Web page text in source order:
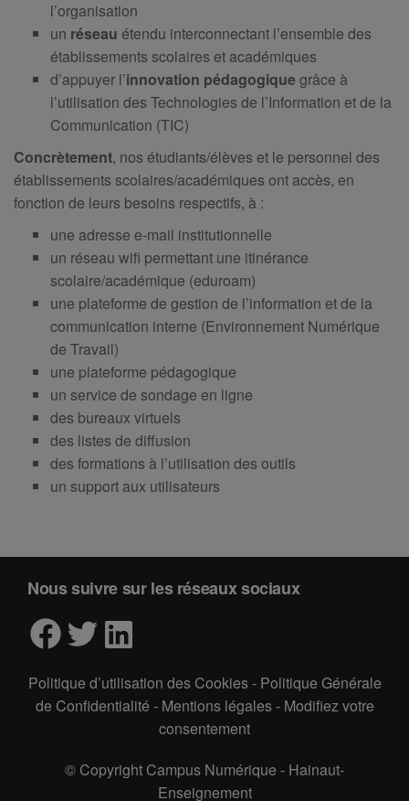
l’organisation
un réseau étendu interconnectant l’ensemble des
établissements scolaires et académiques
d’appuyer l’innovation pédagogiquegrâce à
l’utilisation des Technologies de l’Information et de la
Communication (TIC)
Concrètement, nos étudiants/élèves et le personnel des
établissements scolaires/académiques ont accès, en
fonction de leurs besoins respectifs, à :
une adresse e-mail institutionnelle
un réseau wifi permettant une itinérance
scolaire/académique (eduroam)
une plateforme de gestion de l’information et de la
communication interne (Environnement Numérique
de Travail)
une plateforme pédagogique
un service de sondage en ligne
des bureaux virtuels
des listes de diffusion
des formations à l’utilisation des outils
un support aux utilisateurs
Nous suivre sur les réseaux sociaux
Facebook
TwitterLinkedIn
Politique d’utilisation des Cookies- Politique Générale
de Confidentialité - Mentions légales- Modifiez votre
consentement
© Copyright Campus Numérique - Hainaut-
Enseignement